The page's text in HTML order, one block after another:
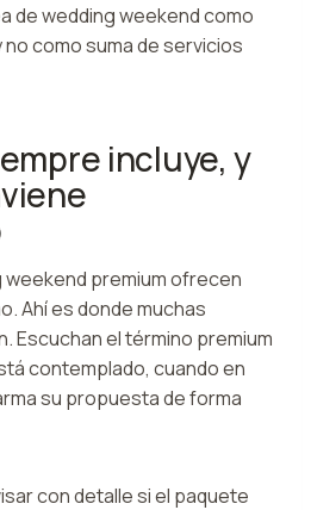
de wedding weekend como
como suma de servicios
incluye, y
premium ofrecen
Ahí es donde muchas
Escuchan el término premium
contemplado, cuando en
su propuesta de forma
con detalle si el paquete